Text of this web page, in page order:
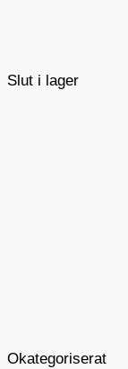
Slut i lager
Okategoriserat